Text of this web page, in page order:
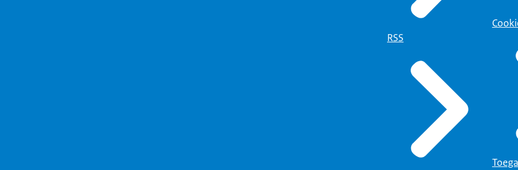
RSS